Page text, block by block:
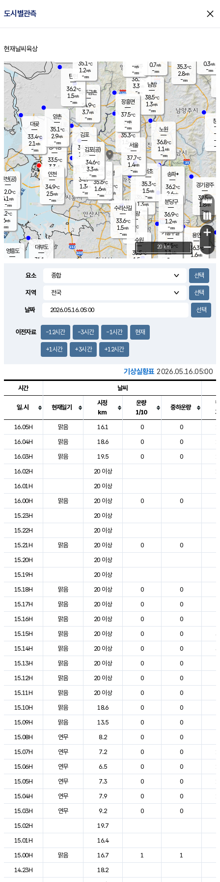
도시별관측 close
홈
현재날씨 육상
의도
℃
m/s
mm
영흥도
양주
36.2℃
3.3
-mm
과천
35.3℃
1.3m/s
- mm
용인
36.3℃
1.6m/s
경기광주
32.5℃
1.8m/s
-mm
3.1m/s
대부도
31.1
경서동
33.5℃
3.3 m/s
-mm
파주금촌
34.9℃
3.7m/s
-mm
35.3℃
2.8m/s
-mm
대곶
33.4℃
2.1 m/s
-mm
창
-
-m/
-
탄현
36.2℃
1.5m/s
-mm
0.3m/s
-mm
의왕
- ℃
m/s
mm
김포
34.9℃
1.8 m/s
mm
광명
35.5 ℃
2.0 m/s
-mm
부천
34.9℃
1.3m/s
-mm
양촌
35.1℃
2.9m/s
-mm
구로
35.6℃
1.6m/s
-mm
은평
35.3℃
1.5 m/s
- mm
노원
36.8℃
1.1 m/s
-mm
송파*
36.2℃
2.6m/s
-mm
서초
35.3℃
1.5m/s
-mm
남방
38.5℃
1.3m/s
-mm
기흥구갈
36.5℃
1.1m/s
-
수리산길
33.6℃
1.5m/s
-mm
분당구
36.9℃
1.2m/s
-mm
장흥면
37.5℃
-m/s
-mm
-m/s
-mm
인천(공)
32.0℃
4.1 m/s
-mm
김포(공)
34.6℃
3.3m/s
-mm
수원
35.5℃
1.5 m/s
인천
34.9℃
2.5m/s
-mm
서울
37.7℃
1.4m/s
-mm
35.1℃
1.2m/s
-mm
0.7m/s
-mm
+
−
20 km
요소
지역
날짜
이전자료 -12시간 -3시간 -1시간 현재
+1시간 +3시간 +12시간
기상실황표 2026.05.16.05:00
도시별 기상실황표로 지점, 날씨, 기온, 강수, 바람, 기압등을 안내한 표입
시간 날씨
일.시 현재일기
시정
km
운량
1/10
중하운량
16.05H
맑음 16.1 0 0
16.04H
맑음 18.6 0 0
16.03H
맑음 19.5 0 0
16.02H
20 이상
16.01H
20 이상
16.00H
맑음 20 이상 0 0
15.23H
20 이상
15.22H
20 이상
15.21H
맑음 20 이상 0 0
15.20H
20 이상
15.19H
20 이상
15.18H
맑음 20 이상 0 0
15.17H
맑음 20 이상 0 0
15.16H
맑음 20 이상 0 0
15.15H
맑음 20 이상 0 0
15.14H
맑음 20 이상 0 0
15.13H
맑음 20 이상 0 0
15.12H
맑음 20 이상 0 0
15.11H
맑음 20 이상 0 0
15.10H
맑음 18.6 0 0
15.09H
맑음 13.5 0 0
15.08H
연무 8.2 0 0
15.07H
연무 7.2 0 0
15.06H
연무 6.5 0 0
15.05H
연무 7.3 0 0
15.04H
연무 7.9 0 0
15.03H
연무 9.2 0 0
15.02H
19.7
15.01H
16.4
15.00H
맑음 16.7 1 1
14.23H
18.2